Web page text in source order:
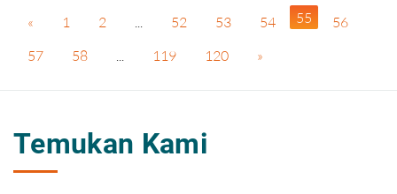
« 1 2 ... 52 53 54 55
56
57
58 ... 119 120 »
Temukan Kami